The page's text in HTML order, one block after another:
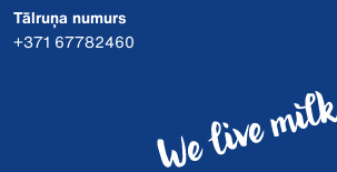
Tālruņa numurs
+371 67782460